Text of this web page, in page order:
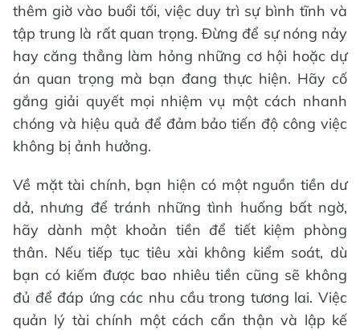
thêm giờ vào buổi tối, việc duy trì sự bình tĩnh và
tập trung là rất quan trọng. Đừng để sự nóng nảy
hay căng thẳng làm hỏng những cơ hội hoặc dự
án quan trọng mà bạn đang thực hiện. Hãy cố
gắng giải quyết mọi nhiệm vụ một cách nhanh
chóng và hiệu quả để đảm bảo tiến độ công việc
không bị ảnh hưởng.
Về mặt tài chính, bạn hiện có một nguồn tiền dư
dả, nhưng để tránh những tình huống bất ngờ,
hãy dành một khoản tiền để tiết kiệm phòng
thân. Nếu tiếp tục tiêu xài không kiểm soát, dù
bạn có kiếm được bao nhiêu tiền cũng sẽ không
đủ để đáp ứng các nhu cầu trong tương lai. Việc
quản lý tài chính một cách cẩn thận và lập kế